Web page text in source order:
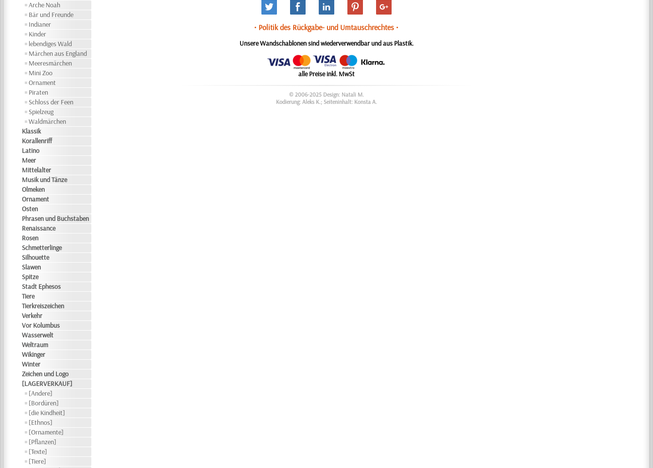
Arche Noah
Bär und Freunde
Indianer
Kinder
lebendiges Wald
Märchen aus England
Meeresmärchen
Mini Zoo
Ornament
Piraten
Schloss der Feen
Spielzeug
Waldmärchen
Klassik
Korallenriff
Latino
Meer
Mittelalter
Musik und Tänze
Olmeken
Ornament
Osten
Phrasen und Buchstaben
Renaissance
Rosen
Schmetterlinge
Silhouette
Slawen
Spitze
Stadt Ephesos
Tiere
Tierkreiszeichen
Verkehr
Vor Kolumbus
Wasserwelt
Weltraum
Wikinger
Winter
Zeichen und Logo
[LAGERVERKAUF]
[Andere]
[Bordüren]
[die Kindheit]
[Ethnos]
[Ornamente]
[Pflanzen]
[Texte]
[Tiere]
• Politik des Rückgabe- und Umtauschrechtes •
Unsere Wandschablonen sind wiederverwendbar und aus Plastik.
alle Preise inkl. MwSt
© 2006-2025 Design: Natali M.
Kodierung: Aleks K.; Seiteninhalt: Konsta A.